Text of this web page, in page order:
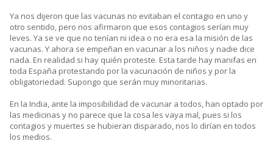
Ya nos dijeron que las vacunas no evitaban el contagio en uno y
otro sentido, pero nos afirmaron que esos contagios serían muy
leves. Ya se ve que no tenían ni idea o no era esa la misión de las
vacunas. Y ahora se empeñan en vacunar a los niños y nadie dice
nada. En realidad si hay quién proteste. Esta tarde hay manifas en
toda España protestando por la vacunación de niños y por la
obligatoriedad. Supongo que serán muy minoritarias.
En la India, ante la imposibilidad de vacunar a todos, han optado por
las medicinas y no parece que la cosa les vaya mal, pues si los
contagios y muertes se hubieran disparado, nos lo dirían en todos
los medios.